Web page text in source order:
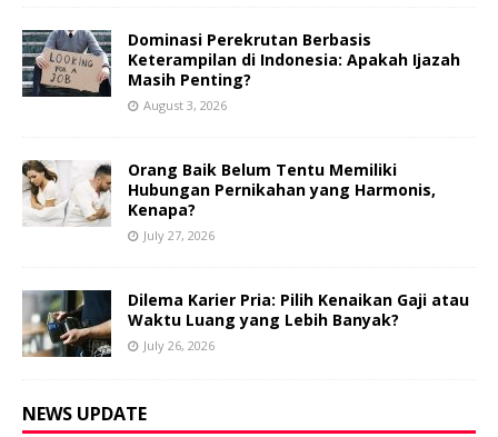
Dominasi Perekrutan Berbasis
Keterampilan di Indonesia: Apakah Ijazah
Masih Penting?
August 3, 2026
Orang Baik Belum Tentu Memiliki
Hubungan Pernikahan yang Harmonis,
Kenapa?
July 27, 2026
Dilema Karier Pria: Pilih Kenaikan Gaji atau
Waktu Luang yang Lebih Banyak?
July 26, 2026
NEWS UPDATE